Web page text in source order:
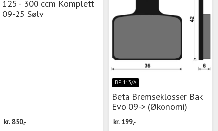
125 - 300 ccm Komplett
09-25 Sølv
kr.850,-
BP 113/A
Beta Bremseklosser Bak
Evo 09-> (Økonomi)
kr. 199,-